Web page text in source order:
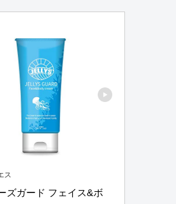
ス
ズガード フェイス&ボ